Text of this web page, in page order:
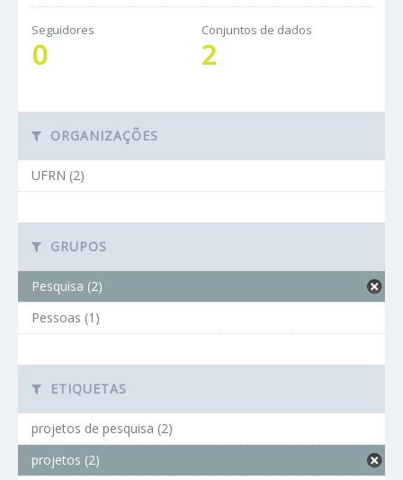
Seguidores
0
Conjuntos de dados
2
ORGANIZAÇÕES
UFRN (2)
GRUPOS
Pesquisa (2)
Pessoas (1)
ETIQUETAS
projetos de pesquisa (2)
projetos (2)